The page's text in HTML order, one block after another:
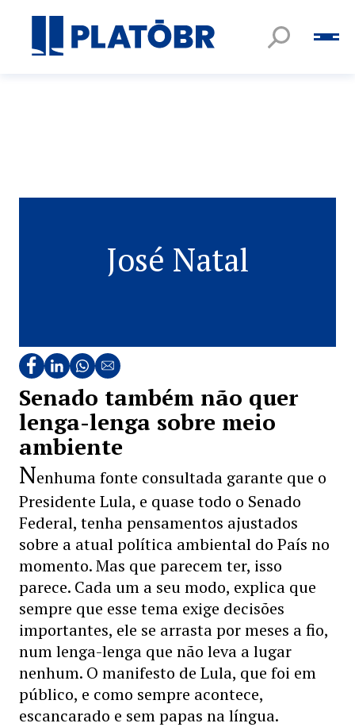
José Natal
Senado também não quer
lenga-lenga sobre meio
ambiente
Nenhuma fonte consultada garante que o
Presidente Lula, e quase todo o Senado
Federal, tenha pensamentos ajustados
sobre a atual política ambiental do País no
momento. Mas que parecem ter, isso
parece. Cada um a seu modo, explica que
sempre que esse tema exige decisões
importantes, ele se arrasta por meses a fio,
num lenga-lenga que não leva a lugar
nenhum. O manifesto de Lula, que foi em
público, e como sempre acontece,
escancarado e sem papas na língua.